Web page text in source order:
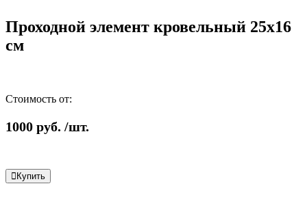
Проходной элемент кровельный 25х16
см
Стоимость от:
1000 руб. /шт.
Купить